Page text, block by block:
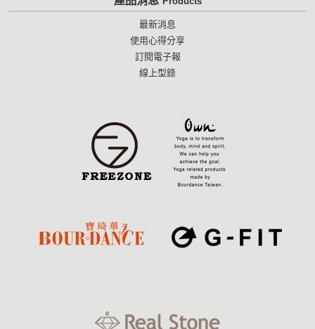
最新消息
使用心得分享
訂閱電子報
線上型錄